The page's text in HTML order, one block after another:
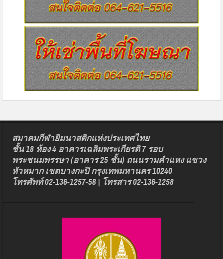
สมาคมกีฬายิมนาสติกแห่งประเทศไทย
ชั้น 18 ห้อง 4 อาคารเฉลิมพระเกียรติ 7 รอบ
พระชนมพรรษา (อาคาร 25 ชั้น) ถนนรามคำแหง แขวง
หัวหมาก เขตบางกะปิ กรุงเทพมหานคร 10240
โทรศัพท์ 02-136-1257-58 | โทรสาร 02-136-1258